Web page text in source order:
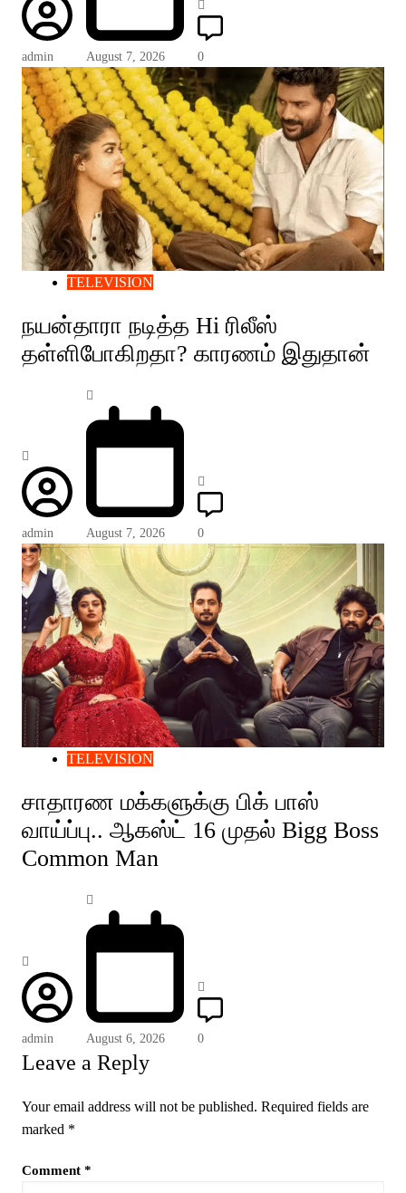
admin August 7, 2026 0
TELEVISION
நயன்தாரா நடித்த Hi ரிலீஸ்
தள்ளிபோகிறதா? காரணம் இதுதான்
admin August 7, 2026 0
TELEVISION
சாதாரண மக்களுக்கு பிக் பாஸ்
வாய்ப்பு.. ஆகஸ்ட் 16 முதல் Bigg Boss
Common Man
admin August 6, 2026 0
Leave a Reply
Your email address will not be published. Required fields are
marked *
Comment *